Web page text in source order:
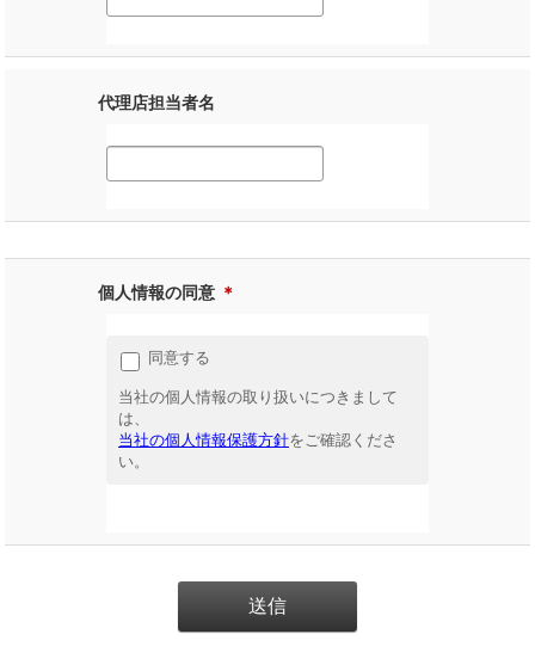
代理店担当者名
個人情報の同意 ＊
同意する
当社の個人情報の取り扱いにつきまして
は、
当社の個人情報保護方針をご確認くださ
い。